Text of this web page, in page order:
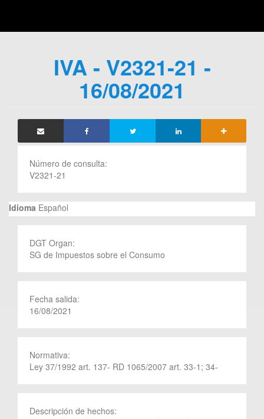
IVA - V2321-21 -
16/08/2021
Número de consulta:
V2321-21
Idioma Español
DGT Organ:
SG de Impuestos sobre el Consumo
Fecha salida:
16/08/2021
Normativa:
Ley 37/1992 art. 137- RD 1065/2007 art. 33-1; 34-
Descripción de hechos: